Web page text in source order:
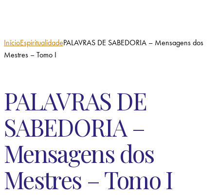
InícioEspiritualidadePALAVRAS DE SABEDORIA – Mensagens dos
Mestres – Tomo I
PALAVRAS DE
SABEDORIA –
Mensagens dos
Mestres – Tomo I